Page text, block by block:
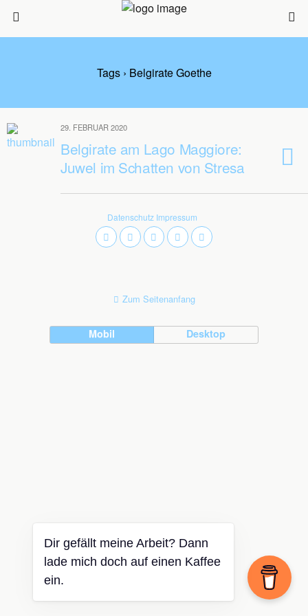
Tags › Belgirate Goethe
29. FEBRUAR 2020
Belgirate am Lago Maggiore:
Juwel im Schatten von Stresa
Datenschutz Impressum
Zum Seitenanfang
Mobil Desktop
Dir gefällt meine Arbeit? Dann
lade mich doch auf einen Kaffee
ein.